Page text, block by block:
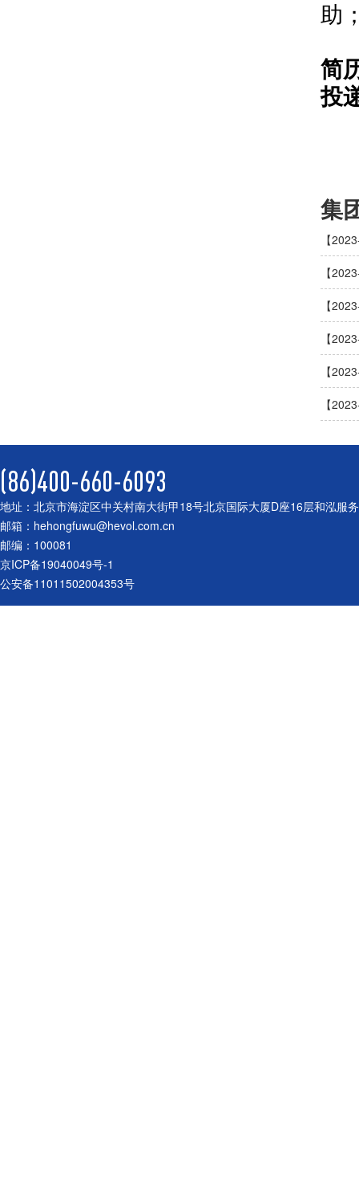
助
简
投
集
【
【
【
【
【
【
(86)400-660-6093
地址：北京市海淀区中关村南大街甲18号北京国际大厦D座16层和泓服
邮箱：hehongfuwu@hevol.com.cn
邮编：100081
京ICP备19040049号-1
公安备11011502004353号